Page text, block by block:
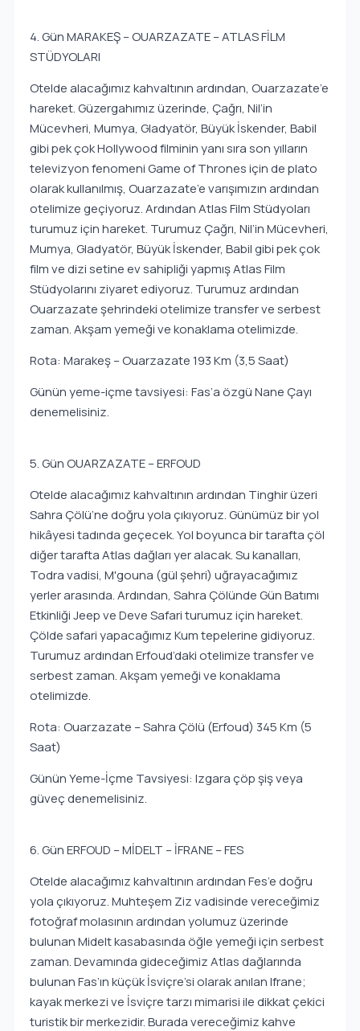
4. Gün MARAKEŞ – OUARZAZATE – ATLAS FİLM
STÜDYOLARI
Otelde alacağımız kahvaltının ardından, Ouarzazate’e
hareket. Güzergahımız üzerinde, Çağrı, Nil’in
Mücevheri, Mumya, Gladyatör, Büyük İskender, Babil
gibi pek çok Hollywood filminin yanı sıra son yılların
televizyon fenomeni Game of Thrones için de plato
olarak kullanılmış, Ouarzazate’e varışımızın ardından
otelimize geçiyoruz. Ardından Atlas Film Stüdyoları
turumuz için hareket. Turumuz Çağrı, Nil’in Mücevheri,
Mumya, Gladyatör, Büyük İskender, Babil gibi pek çok
film ve dizi setine ev sahipliği yapmış Atlas Film
Stüdyolarını ziyaret ediyoruz. Turumuz ardından
Ouarzazate şehrindeki otelimize transfer ve serbest
zaman. Akşam yemeği ve konaklama otelimizde.
Rota: Marakeş – Ouarzazate 193 Km (3,5 Saat)
Günün yeme-içme tavsiyesi: Fas’a özgü Nane Çayı
denemelisiniz.
5. Gün OUARZAZATE – ERFOUD
Otelde alacağımız kahvaltının ardından Tinghir üzeri
Sahra Çölü’ne doğru yola çıkıyoruz. Günümüz bir yol
hikâyesi tadında geçecek. Yol boyunca bir tarafta çöl
diğer tarafta Atlas dağları yer alacak. Su kanalları,
Todra vadisi, M'gouna (gül şehri) uğrayacağımız
yerler arasında. Ardından, Sahra Çölünde Gün Batımı
Etkinliği Jeep ve Deve Safari turumuz için hareket.
Çölde safari yapacağımız Kum tepelerine gidiyoruz.
Turumuz ardından Erfoud’daki otelimize transfer ve
serbest zaman. Akşam yemeği ve konaklama
otelimizde.
Rota: Ouarzazate – Sahra Çölü (Erfoud) 345 Km (5
Saat)
Günün Yeme-İçme Tavsiyesi: Izgara çöp şiş veya
güveç denemelisiniz.
6. Gün ERFOUD – MİDELT – İFRANE – FES
Otelde alacağımız kahvaltının ardından Fes’e doğru
yola çıkıyoruz. Muhteşem Ziz vadisinde vereceğimiz
fotoğraf molasının ardından yolumuz üzerinde
bulunan Midelt kasabasında öğle yemeği için serbest
zaman. Devamında gideceğimiz Atlas dağlarında
bulunan Fas’ın küçük İsviçre’si olarak anılan Ifrane;
kayak merkezi ve İsviçre tarzı mimarisi ile dikkat çekici
turistik bir merkezidir. Burada vereceğimiz kahve